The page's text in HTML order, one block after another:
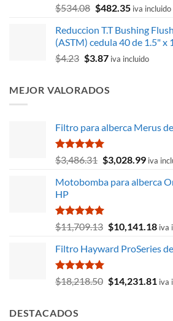
Valorado
con
de 5
$534.08 El
original
era:
$534.08.
$482.35El
actual
es:
$482.35.
iva incluido
Reduccion T.T Bushing
(ASTM) cedula 40 de 1.5" x
$4.23 El
era:
$3.87El
es:
iva incluido
MEJOR VALORADOS
Filtro para alberca Merus
Valorado
con
de 5
$3,486.31 El
original
$3,486.31.
$3,028.99El
actual
iva
Motobomba para alberca
HP
Valorado
con
de 5
$11,709.13 El
original
$11,709.13.
$10,141.18Eliva
Filtro Hayward ProSeries
Valorado
con
$18,218.50 El
$14,231.81 El
iva
DESTACADOS